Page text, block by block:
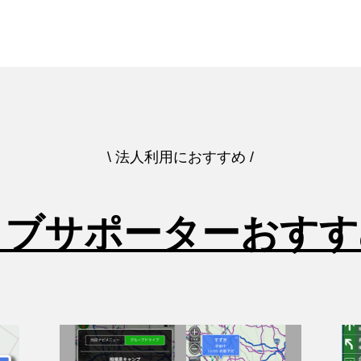
\ 法人利用におすすめ /
サポーターおす